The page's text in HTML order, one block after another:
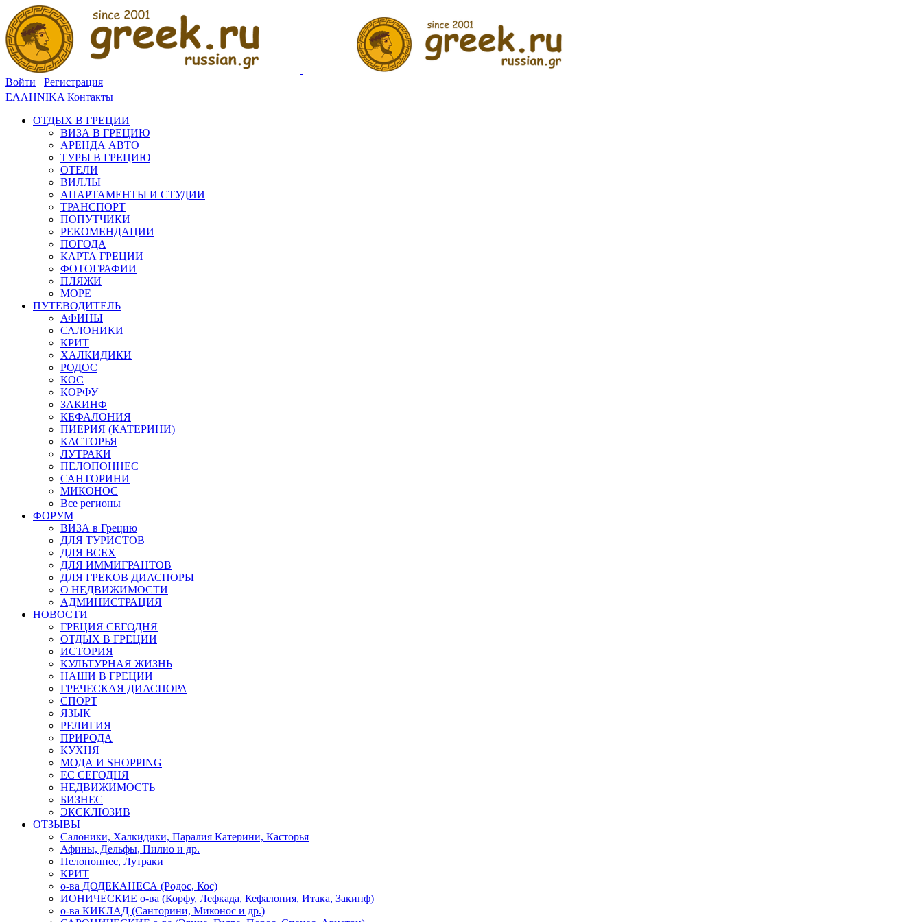
Войти
Регистрация
ΕΛΛΗΝΙΚΑ Контакты
ОТДЫХ В ГРЕЦИИ
ВИЗА В ГРЕЦИЮ
АРЕНДА АВТО
ТУРЫ В ГРЕЦИЮ
ОТЕЛИ
ВИЛЛЫ
АПАРТАМЕНТЫ И СТУДИИ
ТРАНСПОРТ
ПОПУТЧИКИ
РЕКОМЕНДАЦИИ
ПОГОДА
КАРТА ГРЕЦИИ
ФОТОГРАФИИ
ПЛЯЖИ
МОРЕ
ПУТЕВОДИТЕЛЬ
АФИНЫ
САЛОНИКИ
КРИТ
ХАЛКИДИКИ
РОДОС
КОС
КОРФУ
ЗАКИНФ
КЕФАЛОНИЯ
ПИЕРИЯ (КАТЕРИНИ)
КАСТОРЬЯ
ЛУТРАКИ
ПЕЛОПОННЕС
САНТОРИНИ
МИКОНОС
Все регионы
ФОРУМ
ВИЗА в Грецию
ДЛЯ ТУРИСТОВ
ДЛЯ ВСЕХ
ДЛЯ ИММИГРАНТОВ
ДЛЯ ГРЕКОВ ДИАСПОРЫ
О НЕДВИЖИМОСТИ
АДМИНИСТРАЦИЯ
НОВОСТИ
ГРЕЦИЯ СЕГОДНЯ
ОТДЫХ В ГРЕЦИИ
ИСТОРИЯ
КУЛЬТУРНАЯ ЖИЗНЬ
НАШИ В ГРЕЦИИ
ГРЕЧЕСКАЯ ДИАСПОРА
СПОРТ
ЯЗЫК
РЕЛИГИЯ
ПРИРОДА
КУХНЯ
МОДА И SHOPPING
ЕС СЕГОДНЯ
НЕДВИЖИМОСТЬ
БИЗНЕС
ЭКСКЛЮЗИВ
ОТЗЫВЫ
Салоники, Халкидики, Паралия Катерини, Касторья
Афины, Дельфы, Пилио и др.
Пелопоннес, Лутраки
КРИТ
о-ва ДОДЕКАНЕСА (Родос, Кос)
ИОНИЧЕСКИЕ о-ва (Корфу, Лефкада, Кефалония, Итака, Закинф)
о-ва КИКЛАД (Санторини, Миконос и др.)